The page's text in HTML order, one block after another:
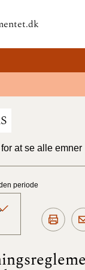
at se alle emner
periode